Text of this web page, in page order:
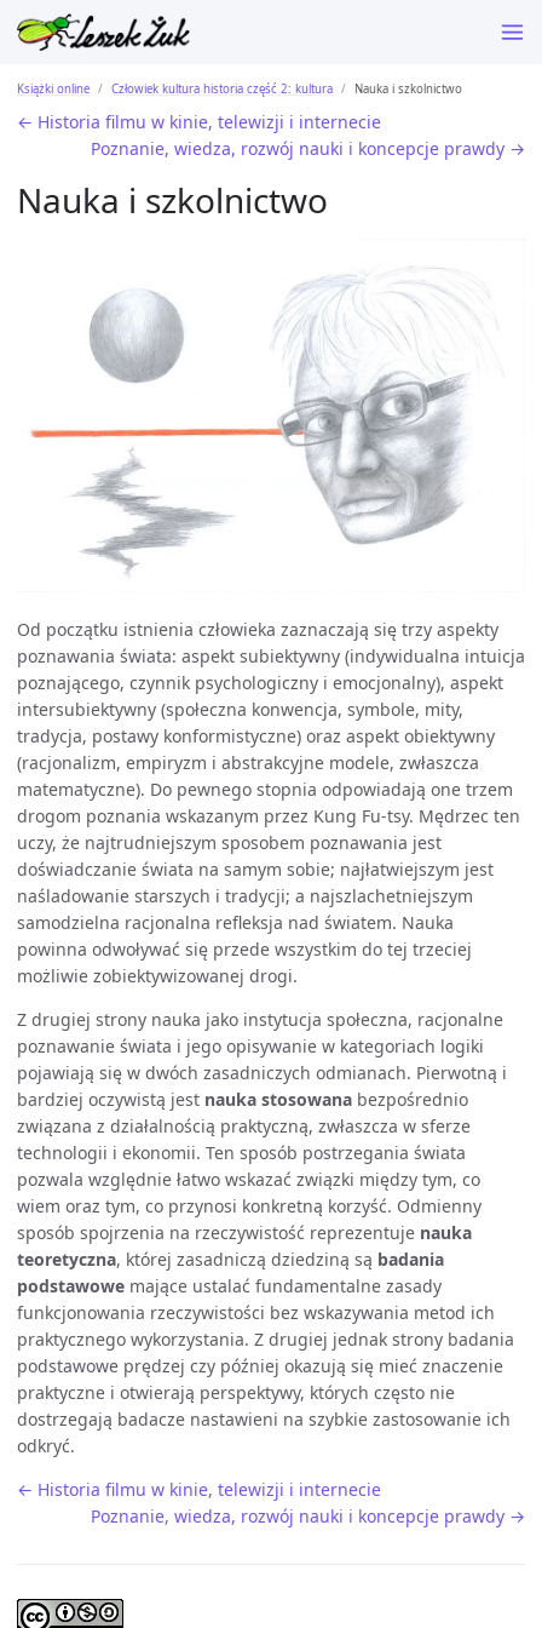
Książki online Człowiek kultura historia część 2: kultura Nauka i szkolnictwo
← Historia filmu w kinie, telewizji i internecie
Poznanie, wiedza, rozwój nauki i koncepcje prawdy →
Nauka i szkolnictwo
Od początku istnienia człowieka zaznaczają się trzy aspekty
poznawania świata: aspekt subiektywny (indywidualna intuicja
poznającego, czynnik psychologiczny i emocjonalny), aspekt
intersubiektywny (społeczna konwencja, symbole, mity,
tradycja, postawy konformistyczne) oraz aspekt obiektywny
(racjonalizm, empiryzm i abstrakcyjne modele, zwłaszcza
matematyczne). Do pewnego stopnia odpowiadają one trzem
drogom poznania wskazanym przez Kung Fu-tsy. Mędrzec ten
uczy, że najtrudniejszym sposobem poznawania jest
doświadczanie świata na samym sobie; najłatwiejszym jest
naśladowanie starszych i tradycji; a najszlachetniejszym
samodzielna racjonalna refleksja nad światem. Nauka
powinna odwoływać się przede wszystkim do tej trzeciej
możliwie zobiektywizowanej drogi.
Z drugiej strony nauka jako instytucja społeczna, racjonalne
poznawanie świata i jego opisywanie w kategoriach logiki
pojawiają się w dwóch zasadniczych odmianach. Pierwotną i
bardziej oczywistą jest nauka stosowana bezpośrednio
związana z działalnością praktyczną, zwłaszcza w sferze
technologii i ekonomii. Ten sposób postrzegania świata
pozwala względnie łatwo wskazać związki między tym, co
wiem oraz tym, co przynosi konkretną korzyść. Odmienny
sposób spojrzenia na rzeczywistość reprezentuje nauka
teoretyczna, której zasadniczą dziedziną są badania
podstawowe mające ustalać fundamentalne zasady
funkcjonowania rzeczywistości bez wskazywania metod ich
praktycznego wykorzystania. Z drugiej jednak strony badania
podstawowe prędzej czy później okazują się mieć znaczenie
praktyczne i otwierają perspektywy, których często nie
dostrzegają badacze nastawieni na szybkie zastosowanie ich
odkryć.
← Historia filmu w kinie, telewizji i internecie
Poznanie, wiedza, rozwój nauki i koncepcje prawdy →